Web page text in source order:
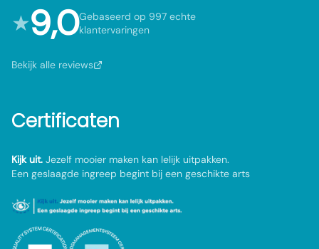
★9,0Gebaseerd op 997 echte
klantervaringen
Bekijk alle reviews
Certificaten
Kijk uit. Jezelf mooier maken kan lelijk uitpakken.
Een geslaagde ingreep begint bij een geschikte arts